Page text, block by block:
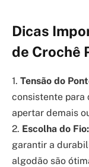
Dicas
de Crochê
1. Tensão do
consistente para
apertar demais
2. Escolha do Fio:
garantir a
algodão são